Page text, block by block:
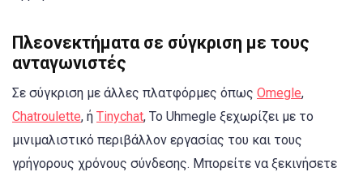
Πλεονεκτήματα σε σύγκριση με τους
ανταγωνιστές
Σε σύγκριση με άλλες πλατφόρμες όπως Omegle,
Chatroulette, ή Tinychat, Το Uhmegle ξεχωρίζει με το
μινιμαλιστικό περιβάλλον εργασίας του και τους
γρήγορους χρόνους σύνδεσης. Μπορείτε να ξεκινήσετε